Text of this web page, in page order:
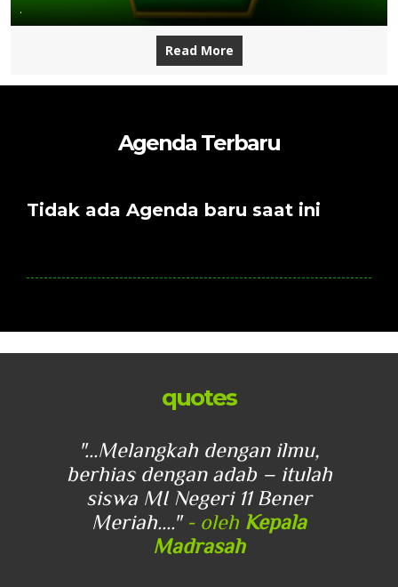
.
Read More
Agenda Terbaru
Tidak ada Agenda baru saat ini
quotes
"...Melangkah dengan ilmu,
berhias dengan adab – itulah
siswa MI Negeri 11 Bener
Meriah...." - oleh Kepala
Madrasah